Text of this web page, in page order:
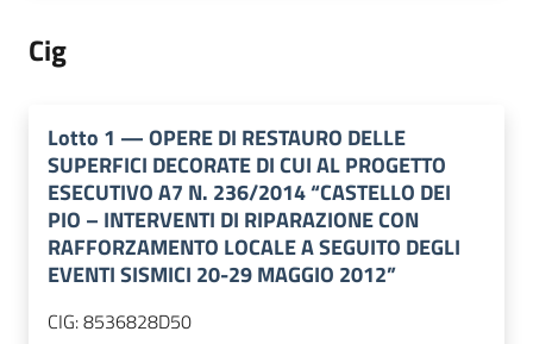
Cig
Lotto 1 —OPERE DI RESTAURO DELLE
SUPERFICI DECORATE DI CUI AL PROGETTO
ESECUTIVO A7 N. 236/2014 “CASTELLO DEI
PIO – INTERVENTI DI RIPARAZIONE CON
RAFFORZAMENTO LOCALE A SEGUITO DEGLI
EVENTI SISMICI 20-29 MAGGIO 2012”
CIG:8536828D50